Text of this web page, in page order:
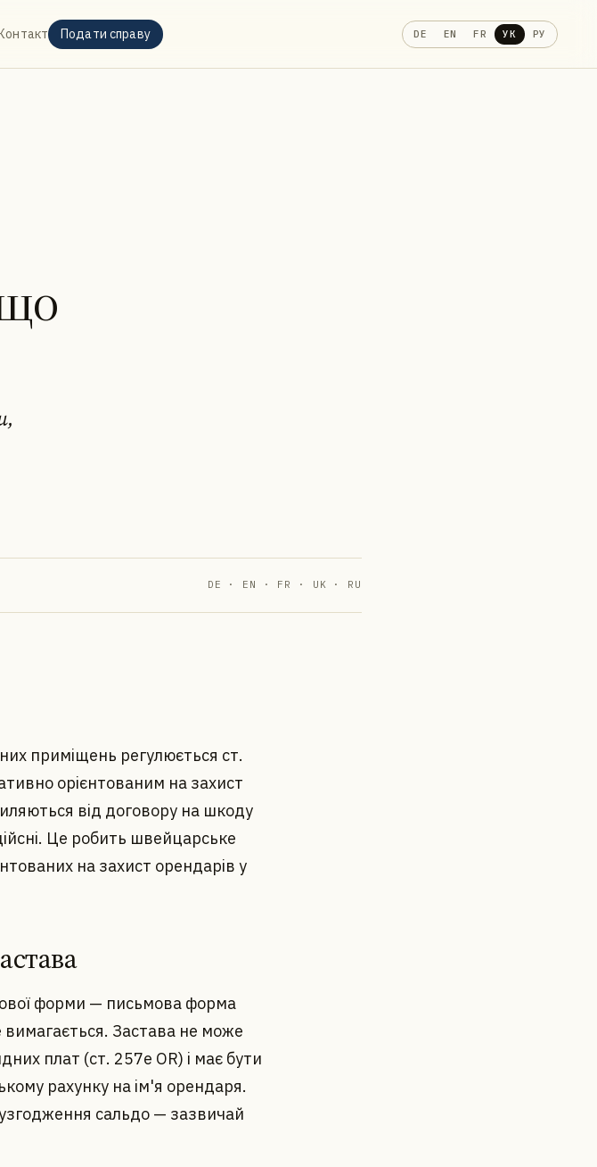
Подати справу DE EN FR УК РУ
DE · EN · FR · UK · RU
приміщень регулюється ст.
орієнтованим на захист
від договору на шкоду
Це робить швейцарське
на захист орендарів у
форми — письмова форма
Застава не може
плат (ст. 257e OR) і має бути
рахунку на ім'я орендаря.
узгодження сальдо — зазвичай